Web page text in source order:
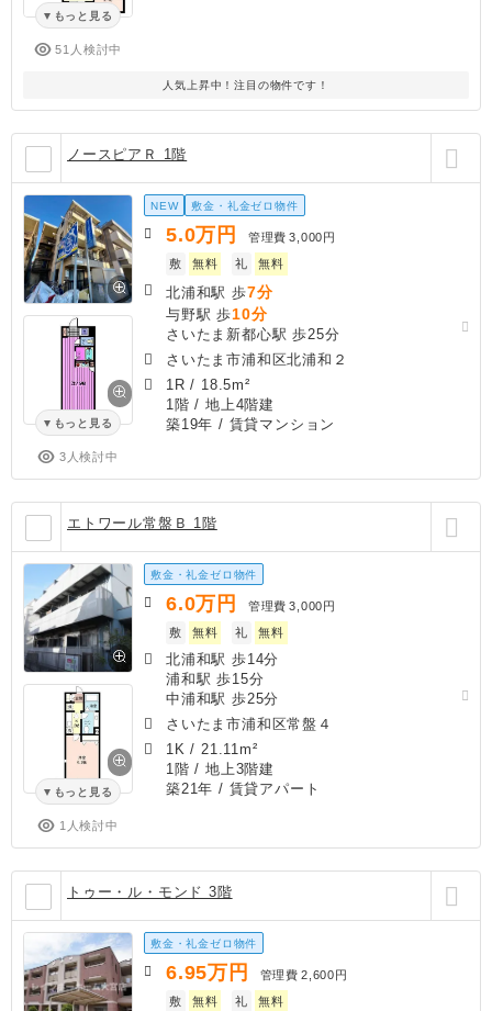
もっと見る
51人検討中
人気上昇中！注目の物件です！
ノースピアＲ 1階
もっと見る
3人検討中
NEW 敷金・礼金ゼロ物件
5.0万円 管理費 3,000円
敷
無料 礼 無料
北浦和駅 歩7分
与野駅 歩10分
さいたま新都心駅 歩25分
さいたま市浦和区北浦和２
1R / 18.5m²
1階 / 地上4階建
築19年 / 賃貸マンション
エトワール常盤Ｂ 1階
もっと見る
1人検討中
敷金・礼金ゼロ物件
6.0万円 管理費 3,000円
敷
無料 礼 無料
北浦和駅 歩14分
浦和駅 歩15分
中浦和駅 歩25分
さいたま市浦和区常盤４
1K / 21.11m²
1階 / 地上3階建
築21年 / 賃貸アパート
トゥー・ル・モンド 3階
敷金・礼金ゼロ物件
6.95万円 管理費 2,600円
敷
無料 礼 無料